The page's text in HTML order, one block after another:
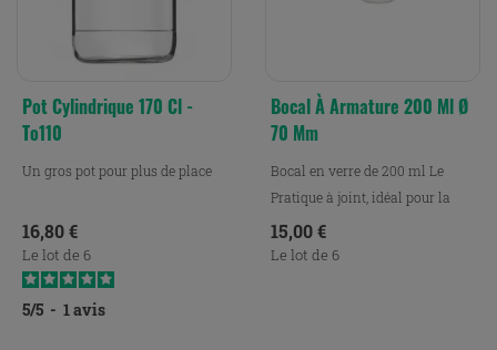
Pot Cylindrique 170 Cl -
To110
Un gros pot pour plus de place
Prix
16,80 €
Le lot de 6
5/5 - 1avis
Bocal À Armature 200 Ml Ø
70 Mm
Bocal en verre de 200 ml Le
Pratique à joint, idéal pour la
conservation, la...
Prix
15,00 €
Le lot de 6